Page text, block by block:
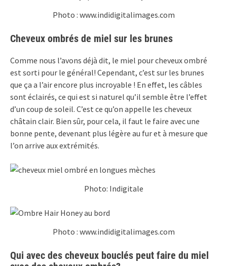
Photo : www.indidigitalimages.com
Cheveux ombrés de miel sur les brunes
Comme nous l’avons déjà dit, le miel pour cheveux ombré
est sorti pour le général! Cependant, c’est sur les brunes
que ça a l’air encore plus incroyable ! En effet, les câbles
sont éclairés, ce qui est si naturel qu’il semble être l’effet
d’un coup de soleil. C’est ce qu’on appelle les cheveux
châtain clair. Bien sûr, pour cela, il faut le faire avec une
bonne pente, devenant plus légère au fur et à mesure que
l’on arrive aux extrémités.
Photo: Indigitale
Photo : www.indidigitalimages.com
Qui avec des cheveux bouclés peut faire du miel